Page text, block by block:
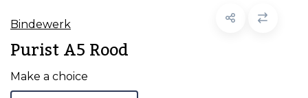
Bindewerk
Purist A5 Rood
Make a choice